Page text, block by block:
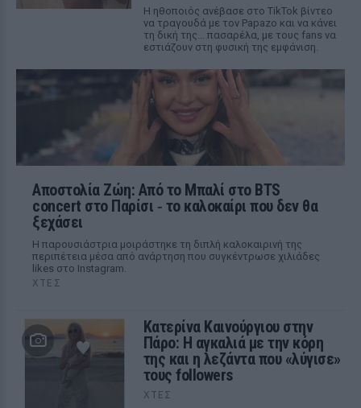
Η ηθοποιός ανέβασε στο TikTok βίντεο
να τραγουδά με τον Papazo και να κάνει
τη δική της... πασαρέλα, με τους fans να
εστιάζουν στη φυσική της εμφάνιση.
Αποστολία Ζώη: Από το Μπαλί στο BTS
concert στο Παρίσι ‑ το καλοκαίρι που δεν θα
ξεχάσει
Η παρουσιάστρια μοιράστηκε τη διπλή καλοκαιρινή της
περιπέτεια μέσα από ανάρτηση που συγκέντρωσε χιλιάδες
likes στο Instagram.
ΧΤΕΣ
Κατερίνα Καινούργιου στην
Πάρο: Η αγκαλιά με την κόρη
της και η λεζάντα που «λύγισε»
τους followers
ΧΤΕΣ